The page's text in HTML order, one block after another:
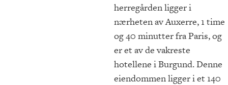
herregården ligger i
nærheten av Auxerre, 1 time
og 40 minutter fra Paris, og
er et av de vakreste
hotellene i Burgund. Denne
eiendommen ligger i et 140